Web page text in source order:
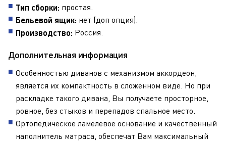
Тип сборки: простая.
Бельевой ящик: нет (доп опция).
Производство: Россия.
Дополнительная информация
Особенностью диванов с механизмом аккордеон,
является их компактность в сложенном виде. Но при
раскладке такого дивана, Вы получаете просторное,
ровное, без стыков и перепадов спальное место.
Ортопедическое ламелевое основание и качественный
наполнитель матраса, обеспечат Вам максимальный